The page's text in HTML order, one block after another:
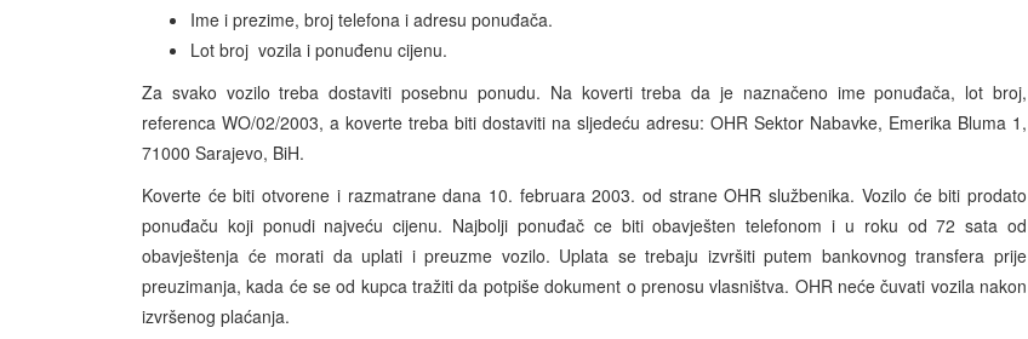
Ime i prezime, broj telefona i adresu ponuđača.
Lot broj vozila i ponuđenu cijenu.
Za svako vozilo treba dostaviti posebnu ponudu. Na koverti treba da je naznačeno ime ponuđača, lot broj,
referenca WO/02/2003, a koverte treba biti dostaviti na sljedeću adresu: OHR Sektor Nabavke, Emerika Bluma 1,
71000 Sarajevo, BiH.
Koverte će biti otvorene i razmatrane dana 10. februara 2003. od strane OHR službenika. Vozilo će biti prodato
ponuđaču koji ponudi najveću cijenu. Najbolji ponuđač ce biti obavješten telefonom i u roku od 72 sata od
obavještenja će morati da uplati i preuzme vozilo. Uplata se trebaju izvršiti putem bankovnog transfera prije
preuzimanja, kada će se od kupca tražiti da potpiše dokument o prenosu vlasništva. OHR neće čuvati vozila nakon
izvršenog plaćanja.